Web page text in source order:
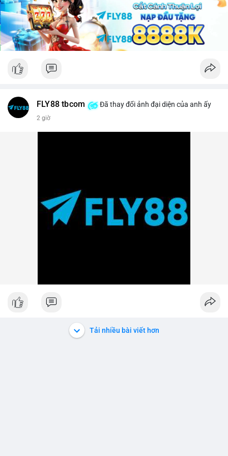
lời ngắn hạn sẽ gia tăng.
Lời khuyên: Nhà đầu tư nhỏ lẻ nên theo dõi sát các khối xác
nhận tiếp theo của TxID này. Nếu BTC được chuyển tiếp lên
sàn trong vòng 24 giờ, hãy thận trọng với nhịp điều chỉnh.
cố cho xu hướng tăng trung hạn.
FLY88 tbcom Đã thay đổi ảnh đại diện của anh ấy
2 giờ
Tải nhiều bài viết hơn